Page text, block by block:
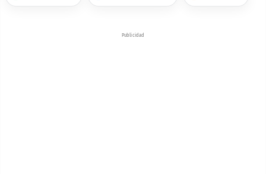
Publicidad